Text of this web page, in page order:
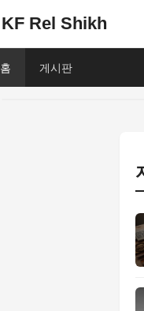
KF Rel Shikh
홈 게시판